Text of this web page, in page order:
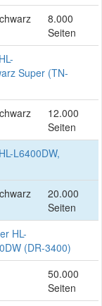
8.000
Seiten
Super (TN-
12.000
Seiten
L6400DW,
20.000
Seiten
HL-
(DR-3400)
50.000
Seiten